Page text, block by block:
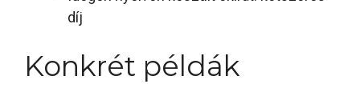
díj
Konkrét példák